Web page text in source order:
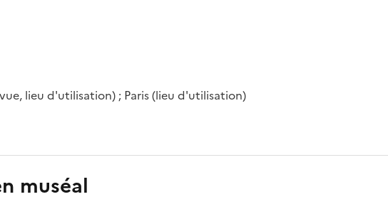
lieu d'utilisation) ; Paris (lieu d'utilisation)
muséal